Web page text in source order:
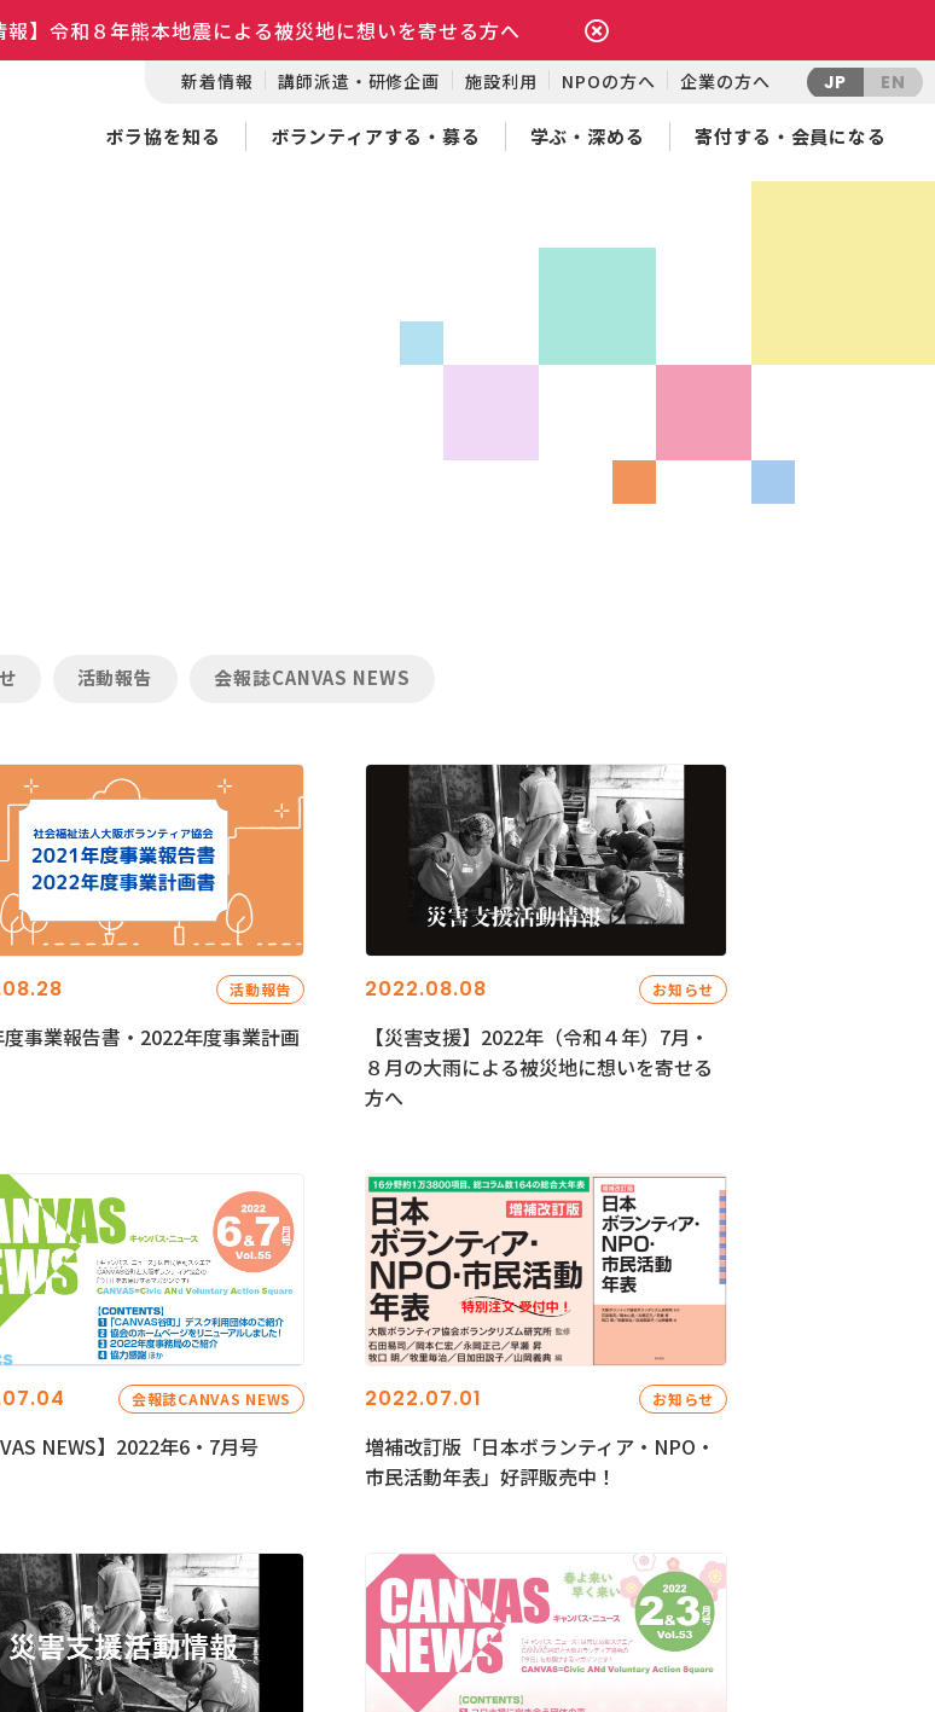
報】令和８年熊本地震による被災地に想いを寄せる方へ
新着情報 講師派遣・研修企画 施設利用 NPOの方へ 企業の方へ JP EN
ボラ協を知る ボランティアする・募る 学ぶ・深める 寄付する・会員になる
活動報告 会報誌CANVAS NEWS
活動報告
事業報告書・2022年度事業計画
2022.08.08 お知らせ
【災害支援】2022年（令和４年）7月・
８月の大雨による被災地に想いを寄せる
方へ
会報誌CANVAS NEWS
NEWS】2022年6・7月号
2022.07.01 お知らせ
増補改訂版「日本ボランティア・NPO・
市民活動年表」好評販売中！